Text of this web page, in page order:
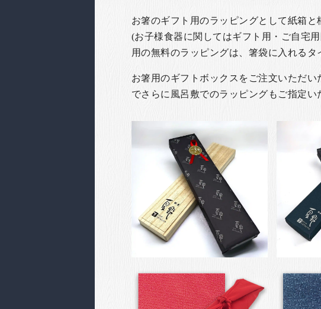
お箸のギフト用のラッピングとして紙箱
(お子様食器に関してはギフト用・ご自宅
用の無料のラッピングは、箸袋に入れるタ
お箸用のギフトボックスをご注文いただい
でさらに風呂敷でのラッピングもご指定